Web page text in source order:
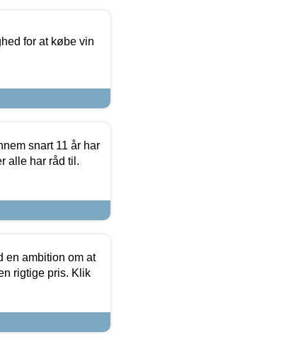
for at købe vin
snart 11 år har
alle har råd til.
en ambition om at
rigtige pris. Klik